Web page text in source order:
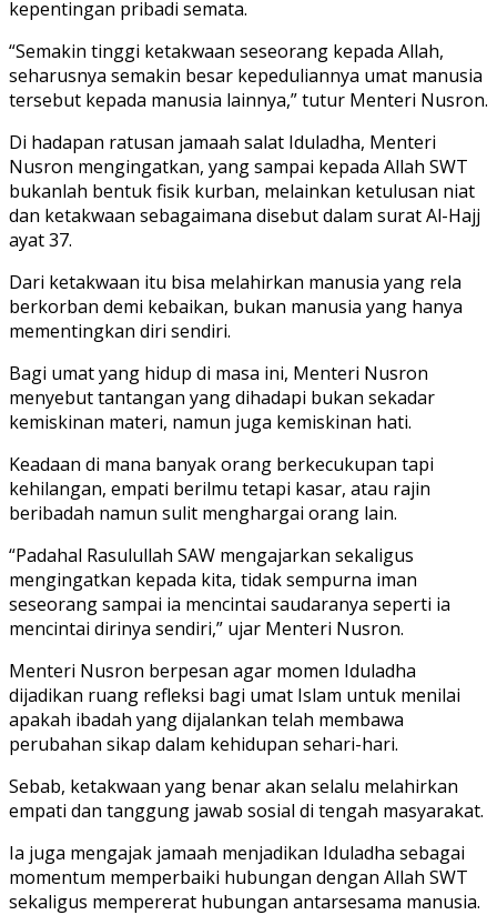
kepentingan pribadi semata.
“Semakin tinggi ketakwaan seseorang kepada Allah,
seharusnya semakin besar kepeduliannya umat manusia
tersebut kepada manusia lainnya,” tutur Menteri Nusron.
Di hadapan ratusan jamaah salat Iduladha, Menteri
Nusron mengingatkan, yang sampai kepada Allah SWT
bukanlah bentuk fisik kurban, melainkan ketulusan niat
dan ketakwaan sebagaimana disebut dalam surat Al-Hajj
ayat 37.
Dari ketakwaan itu bisa melahirkan manusia yang rela
berkorban demi kebaikan, bukan manusia yang hanya
mementingkan diri sendiri.
Bagi umat yang hidup di masa ini, Menteri Nusron
menyebut tantangan yang dihadapi bukan sekadar
kemiskinan materi, namun juga kemiskinan hati.
Keadaan di mana banyak orang berkecukupan tapi
kehilangan, empati berilmu tetapi kasar, atau rajin
beribadah namun sulit menghargai orang lain.
“Padahal Rasulullah SAW mengajarkan sekaligus
mengingatkan kepada kita, tidak sempurna iman
seseorang sampai ia mencintai saudaranya seperti ia
mencintai dirinya sendiri,” ujar Menteri Nusron.
Menteri Nusron berpesan agar momen Iduladha
dijadikan ruang refleksi bagi umat Islam untuk menilai
apakah ibadah yang dijalankan telah membawa
perubahan sikap dalam kehidupan sehari-hari.
Sebab, ketakwaan yang benar akan selalu melahirkan
empati dan tanggung jawab sosial di tengah masyarakat.
Ia juga mengajak jamaah menjadikan Iduladha sebagai
momentum memperbaiki hubungan dengan Allah SWT
sekaligus mempererat hubungan antarsesama manusia.